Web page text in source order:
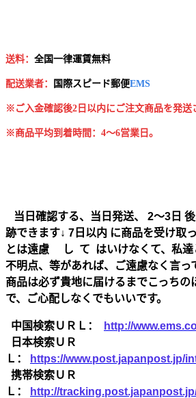
送料： 全国一律運賃無料
配送業者： 国 際スピード郵便EMS
※ご入金確認後2日以内にご注文商品を発送
※商品平均到着時間：4～6営業日。
当日確認する、当日発送、 2～3日
跡できます↓ 7日以内 に商品を受け取
とは遠慮 し て はいけなくて、私達
不明点、等があれば、ご遠慮なく
商品は必ず貴地に届けるまでこっちの
で、ご心配しなくでもいいです。
中国検索ＵＲＬ：
http://
日本検索ＵＲ
Ｌ：
https://www.post.japanpost.jp/
携帯検索ＵＲ
Ｌ：
http://